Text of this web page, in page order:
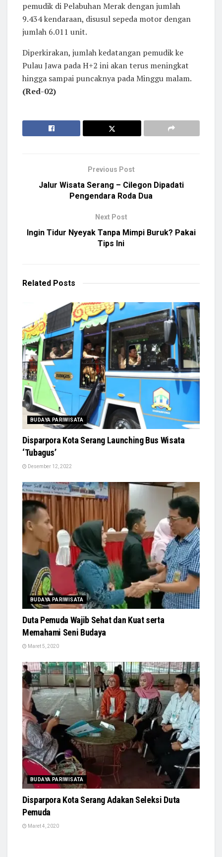
pemudik di Pelabuhan Merak dengan jumlah
9.434 kendaraan, disusul sepeda motor dengan
jumlah 6.011 unit.
Diperkirakan, jumlah kedatangan pemudik ke
Pulau Jawa pada H+2 ini akan terus meningkat
hingga sampai puncaknya pada Minggu malam.
(Red-02)
Previous Post
Jalur Wisata Serang – Cilegon Dipadati
Pengendara Roda Dua
Next Post
Ingin Tidur Nyeyak Tanpa Mimpi Buruk? Pakai
Tips Ini
Related Posts
BUDAYA PARIWISATA
Disparpora Kota Serang Launching Bus Wisata
‘Tubagus’
Desember 12, 2022
BUDAYA PARIWISATA
Duta Pemuda Wajib Sehat dan Kuat serta
Memahami Seni Budaya
Maret 5, 2020
BUDAYA PARIWISATA
Disparpora Kota Serang Adakan Seleksi Duta
Pemuda
Maret 4, 2020